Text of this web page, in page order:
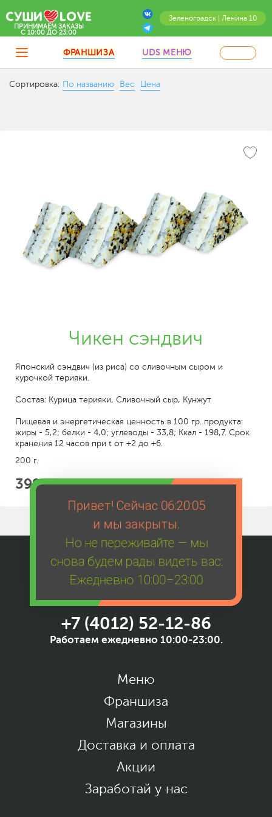
Привет! Сейчас 06:20:05
и мы закрыты.
Но не переживайте — мы
снова будем рады видеть вас:
Ежедневно 10:00–23:00
Зеленоградск | Ленина 10
ПРИНИМАЕМ ЗАКАЗЫ
C 10:00 ДО 23:00
ФРАНШИЗА UDS МЕНЮ
Сортировка: По названию Вес Цена
Чикен сэндвич
Японский сэндвич (из риса) со сливочным сыром и
курочкой терияки.
Состав: Курица терияки, Сливочный сыр, Кунжут
Пищевая и энергетическая ценность в 100 гр. продукта:
жиры - 5,2; белки - 4,0; углеводы - 33,8; Ккал - 198,7. Срок
хранения 12 часов при t от +2 до +6.
200 г.
399
+7 (4012) 52-12-86
Работаем ежедневно 10:00-23:00.
Меню
Франшиза
Магазины
Доставка и оплата
Акции
Заработай у нас